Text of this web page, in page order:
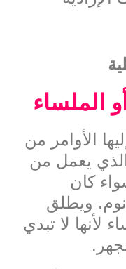
الملساء
الأوامر من
الذي يعمل من
كان
ويطلق
لأنها لا تبدي